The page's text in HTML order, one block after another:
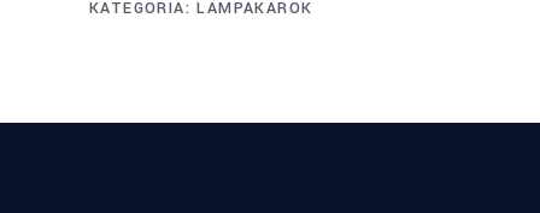
KATEGÓRIA:LÁMPAKAROK